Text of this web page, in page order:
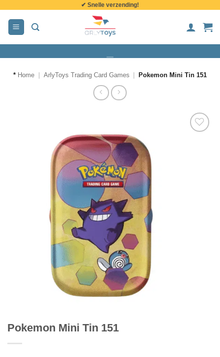
inhoud
✔ Snelle verzending!
* Home ArlyToys Trading Card Games Pokemon Mini Tin 151
Pokemon Mini Tin 151